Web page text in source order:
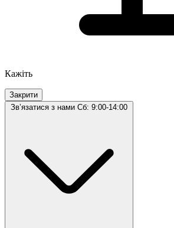
Кажіть
Закрити
Звʼязатися з нами
Сб: 9:00-14:00